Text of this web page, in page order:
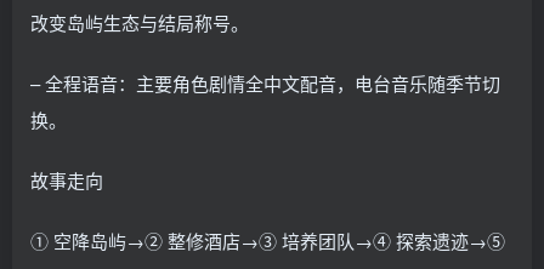
改变岛屿生态与结局称号。
– 全程语音：主要角色剧情全中文配音，电台音乐随季节切
换。
故事走向
① 空降岛屿→② 整修酒店→③ 培养团队→④ 探索遗迹→⑤